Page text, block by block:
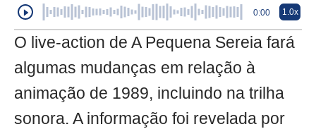
0:00 1.0x
O live-action de A Pequena Sereia fará
algumas mudanças em relação à
animação de 1989, incluindo na trilha
sonora. A informação foi revelada por